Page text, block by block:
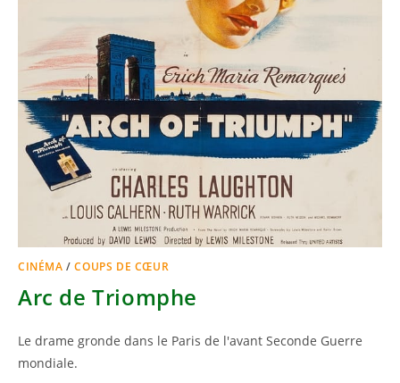
CINÉMA /COUPS DE CŒUR
Arc de Triomphe
Le drame gronde dans le Paris de l'avant Seconde Guerre
mondiale.